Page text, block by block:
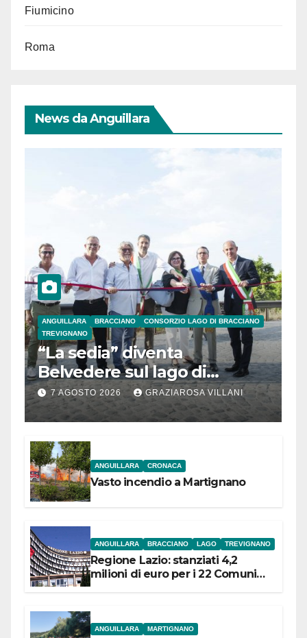
Fiumicino
Roma
News da Anguillara
ANGUILLARA BRACCIANO
CONSORZIO LAGO DI BRACCIANO
TREVIGNANO
“La sedia” diventa
Belvedere sul lago di
Bracciano: ieri
l’inaugurazione
7 AGOSTO 2026 GRAZIAROSA VILLANI
ANGUILLARA CRONACA
Vasto incendio a Martignano
ANGUILLARA BRACCIANO LAGO TREVIGNANO
Regione Lazio: stanziati 4,2
milioni di euro per i 22 Comuni
ANGUILLARA MARTIGNANO